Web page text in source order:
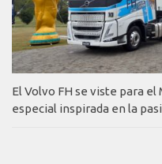
El Volvo FH se viste para
especial inspirada en la